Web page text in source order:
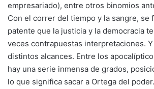
empresariado), entre otros binomios
Con el correr del tiempo y la sangre, se
patente que la justicia y la democracia
veces contrapuestas interpretaciones.
distintos alcances. Entre los
hay una serie inmensa de grados,
lo que significa sacar a Ortega del